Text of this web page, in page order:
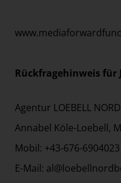
Rückfragehinweis für
Agentur LOEBELL
Annabel Köle-Loebell,
Mobil: +43-676-6904023
E-Mail: